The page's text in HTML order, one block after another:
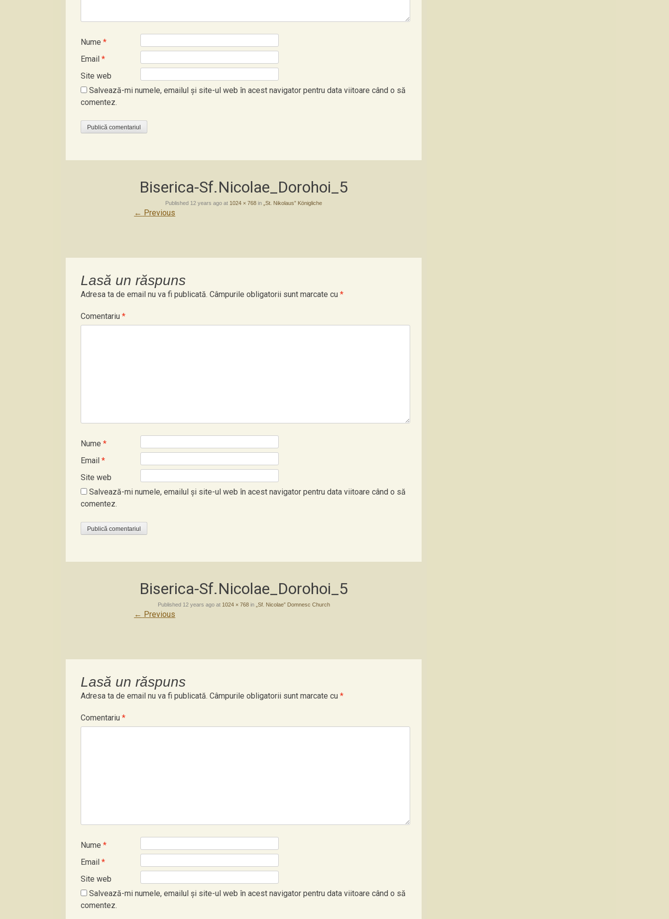
Nume *
Email *
Site web
Salvează-mi numele, emailul și site-ul web în acest navigator pentru data viitoare când o să
comentez.
Biserica-Sf.Nicolae_Dorohoi_5
Published 12 years ago at 1024 × 768 in „St. Nikolaus” Königliche
← Previous
Lasă un răspuns
Adresa ta de email nu va fi publicată. Câmpurile obligatorii sunt marcate cu *
Comentariu *
Nume *
Email *
Site web
Salvează-mi numele, emailul și site-ul web în acest navigator pentru data viitoare când o să
comentez.
Biserica-Sf.Nicolae_Dorohoi_5
Published 12 years agoat 1024 × 768in „Sf. Nicolae” Domnesc Church
← Previous
Lasă un răspuns
Adresa ta de email nu va fi publicată. Câmpurile obligatorii sunt marcate cu *
Comentariu *
Nume *
Email *
Site web
Salvează-mi numele, emailul și site-ul web în acest navigator pentru data viitoare când o să
comentez.